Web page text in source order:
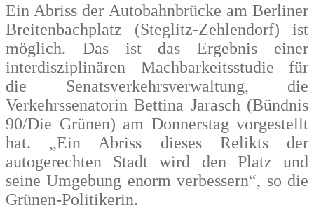
Ein Abriss der Autobahnbrücke am Berliner
Breitenbachplatz (Steglitz-Zehlendorf) ist
möglich. Das ist das Ergebnis einer
interdisziplinären Machbarkeitsstudie für
die Senatsverkehrsverwaltung, die
Verkehrssenatorin Bettina Jarasch (Bündnis
90/Die Grünen) am Donnerstag vorgestellt
hat. „Ein Abriss dieses Relikts der
autogerechten Stadt wird den Platz und
seine Umgebung enorm verbessern“, so die
Grünen-Politikerin.